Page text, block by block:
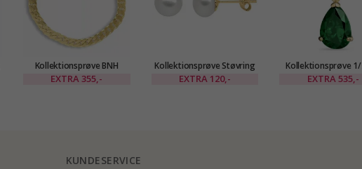
Kollektionsprøve BNH
panserarmbånd i forgyldt
EXTRA355,-
Kollektionsprøve Støvring
Design ørestikker i forgyldt
EXTRA 120,-
Kollektionsprøve
grøn ørering i 9
EXTRA535,-
KUNDESERVICE